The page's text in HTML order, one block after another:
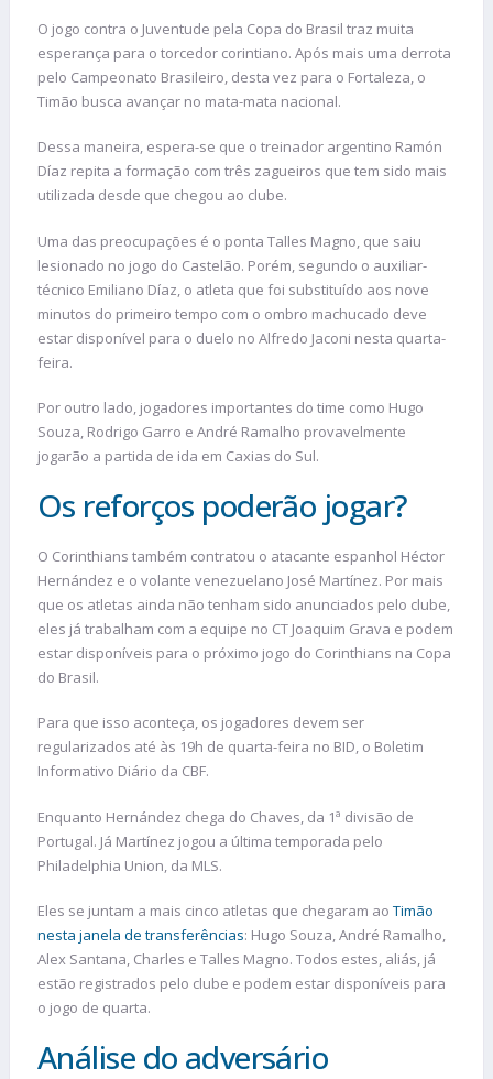
O jogo contra o Juventude pela Copa do Brasil traz muita
esperança para o torcedor corintiano. Após mais uma derrota
pelo Campeonato Brasileiro, desta vez para o Fortaleza, o
Timão busca avançar no mata-mata nacional.
Dessa maneira, espera-se que o treinador argentino Ramón
Díaz repita a formação com três zagueiros que tem sido mais
utilizada desde que chegou ao clube.
Uma das preocupações é o ponta Talles Magno, que saiu
lesionado no jogo do Castelão. Porém, segundo o auxiliar-
técnico Emiliano Díaz, o atleta que foi substituído aos nove
minutos do primeiro tempo com o ombro machucado deve
estar disponível para o duelo no Alfredo Jaconi nesta quarta-
feira.
Por outro lado, jogadores importantes do time como Hugo
Souza, Rodrigo Garro e André Ramalho provavelmente
jogarão a partida de ida em Caxias do Sul.
Os reforços poderão jogar?
O Corinthians também contratou o atacante espanhol Héctor
Hernández e o volante venezuelano José Martínez. Por mais
que os atletas ainda não tenham sido anunciados pelo clube,
eles já trabalham com a equipe no CT Joaquim Grava e podem
estar disponíveis para o próximo jogo do Corinthians na Copa
do Brasil.
Para que isso aconteça, os jogadores devem ser
regularizados até às 19h de quarta-feira no BID, o Boletim
Informativo Diário da CBF.
Enquanto Hernández chega do Chaves, da 1ª divisão de
Portugal. Já Martínez jogou a última temporada pelo
Philadelphia Union, da MLS.
Eles se juntam a mais cinco atletas que chegaram ao Timão
nesta janela de transferências: Hugo Souza, André Ramalho,
Alex Santana, Charles e Talles Magno. Todos estes, aliás, já
estão registrados pelo clube e podem estar disponíveis para
o jogo de quarta.
Análise do adversário